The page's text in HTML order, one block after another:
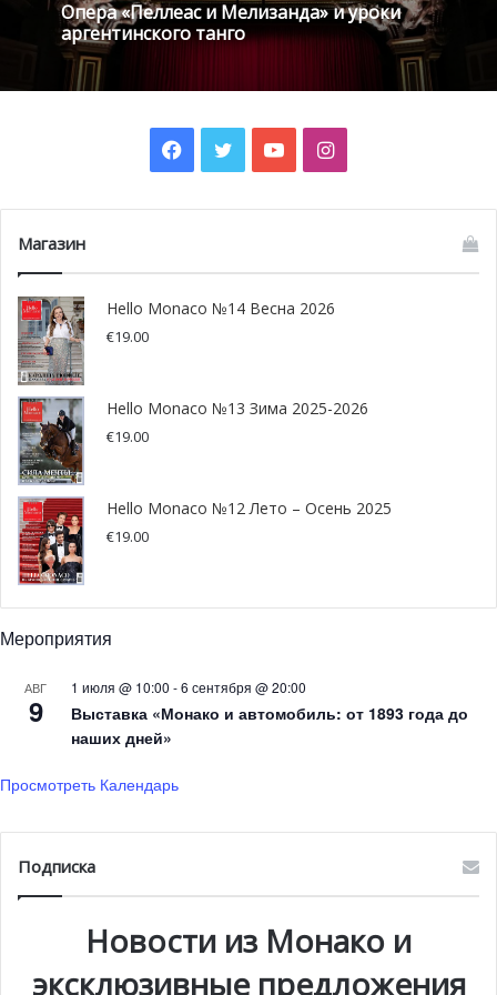
белым песком. Финиш в Монте-Карло с его
небоскребами, шумом и гамом самого гламурного
курорта Лазурного побережья. Регата пройдет через
Корсики, Сардинии и малых островов. Это настоящее
испытание умений и проверка морского искусства.
состязания!
Опера «Пеллеас и Мелизанда» и уроки
аргентинского танго
Facebook
TwitterYouTubeInstagram
Магазин
Hello Monaco №14 Весна 2026
€19.00
Hello Monaco №13 Зима 2025-2026
€19.00
Hello Monaco №12 Лето – Осень 2025
€19.00
Мероприятия
АВГ
9
1 июля @ 10:00 -6 сентября @ 20:00
Выставка «Монако и автомобиль: от 1893 года до
наших дней»
Просмотреть Календарь
Подписка
Новости из Монако и
эксклюзивные предложения